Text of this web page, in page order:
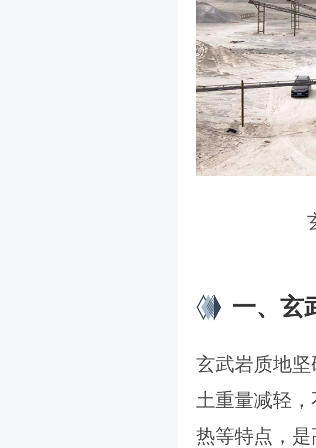
一、玄
玄武岩质地
土重量减轻
热等特点，是